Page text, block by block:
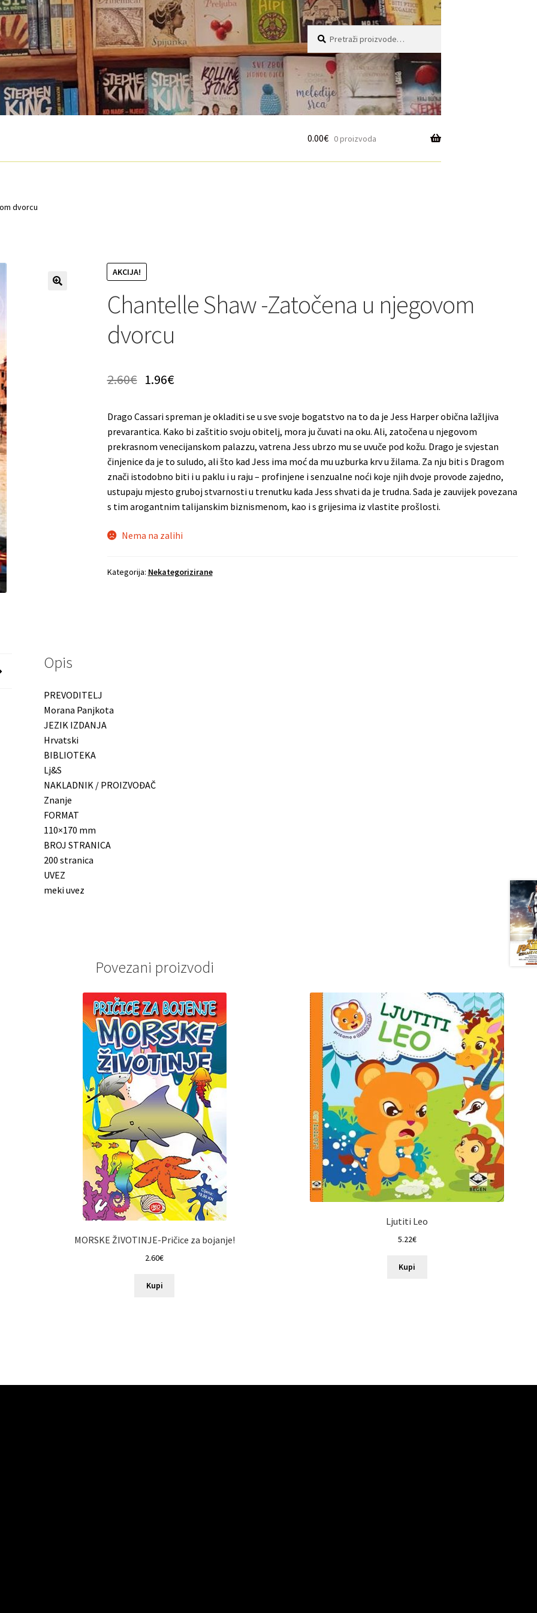
0.00€ 0 proizvoda
dvorcu
AKCIJA!
Chantelle Shaw -Zatočena u njegovom
dvorcu
2.60€ 1.96€
Drago Cassari spreman je okladiti se u sve svoje bogatstvo na to da je Jess Harper obična lažljiva
prevarantica. Kako bi zaštitio svoju obitelj, mora ju čuvati na oku. Ali, zatočena u njegovom
prekrasnom venecijanskom palazzu, vatrena Jess ubrzo mu se uvuče pod kožu. Drago je svjestan
činjenice da je to suludo, ali što kad Jess ima moć da mu uzburka krv u žilama. Za nju biti s Dragom
znači istodobno biti i u paklu i u raju – profinjene i senzualne noći koje njih dvoje provode zajedno,
ustupaju mjesto gruboj stvarnosti u trenutku kada Jess shvati da je trudna. Sada je zauvijek povezana
s tim arogantnim talijanskim biznismenom, kao i s grijesima iz vlastite prošlosti.
Nema na zalihi
Kategorija: Nekategorizirane
Opis
PREVODITELJ
Morana Panjkota
JEZIK IZDANJA
Hrvatski
BIBLIOTEKA
Lj&S
NAKLADNIK / PROIZVOĐAČ
Znanje
FORMAT
110×170 mm
BROJ STRANICA
200 stranica
UVEZ
meki uvez
Povezani proizvodi
MORSKE ŽIVOTINJE-Pričice za bojanje!
2.60€
Kupi
Ljutiti Leo
5.22€
Kupi